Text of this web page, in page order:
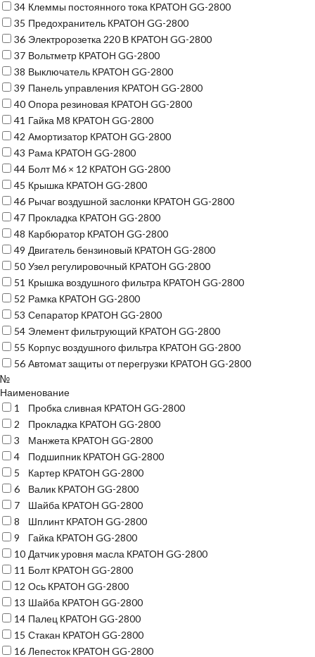
34 Клеммы постоянного тока КРАТОН GG-2800
35 Предохранитель КРАТОН GG-2800
36 Электророзетка 220 В КРАТОН GG-2800
37 Вольтметр КРАТОН GG-2800
38 Выключатель КРАТОН GG-2800
39 Панель управления КРАТОН GG-2800
40 Опора резиновая КРАТОН GG-2800
41 Гайка М8 КРАТОН GG-2800
42 Амортизатор КРАТОН GG-2800
43 Рама КРАТОН GG-2800
44 Болт М6 × 12 КРАТОН GG-2800
45 Крышка КРАТОН GG-2800
46 Рычаг воздушной заслонки КРАТОН GG-2800
47 Прокладка КРАТОН GG-2800
48 Карбюратор КРАТОН GG-2800
49 Двигатель бензиновый КРАТОН GG-2800
50 Узел регулировочный КРАТОН GG-2800
51 Крышка воздушного фильтра КРАТОН GG-2800
52 Рамка КРАТОН GG-2800
53 Сепаратор КРАТОН GG-2800
54 Элемент фильтрующий КРАТОН GG-2800
55 Корпус воздушного фильтра КРАТОН GG-2800
56 Автомат защиты от перегрузки КРАТОН GG-2800
№
Наименование
1
Пробка сливная КРАТОН GG-2800
2
Прокладка КРАТОН GG-2800
3
Манжета КРАТОН GG-2800
4
Подшипник КРАТОН GG-2800
5
Картер КРАТОН GG-2800
6
Валик КРАТОН GG-2800
7
Шайба КРАТОН GG-2800
8
Шплинт КРАТОН GG-2800
9
Гайка КРАТОН GG-2800
10 Датчик уровня масла КРАТОН GG-2800
11 Болт КРАТОН GG-2800
12 Ось КРАТОН GG-2800
13 Шайба КРАТОН GG-2800
14 Палец КРАТОН GG-2800
15 Стакан КРАТОН GG-2800
16 Лепесток КРАТОН GG-2800